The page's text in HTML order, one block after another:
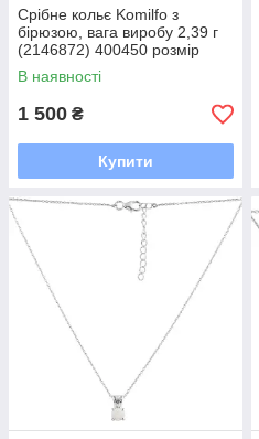
Срібне кольє Komilfo з
бірюзою, вага виробу 2,39 г
(2146872) 400450 розмір
В наявності
1 500 ₴
Купити